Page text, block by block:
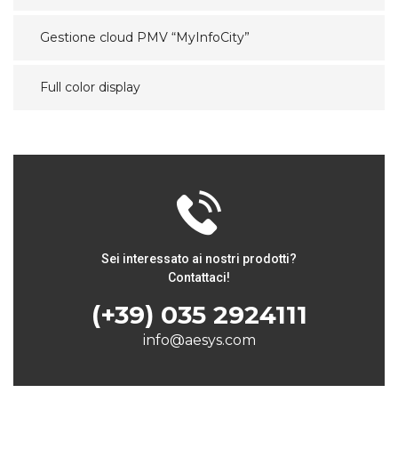
Gestione cloud PMV “MyInfoCity”
Full color display
Sei interessato ai nostri prodotti?
Contattaci!
(+39) 035 2924111
info@aesys.com